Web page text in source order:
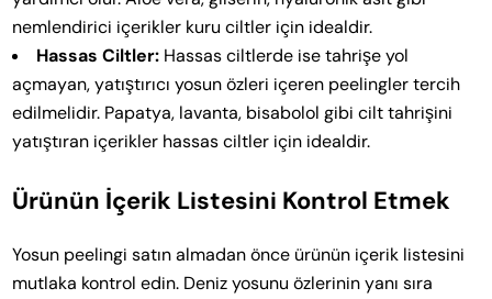
nemlendirici içerikler kuru ciltler için idealdir.
Hassas Ciltler: Hassas ciltlerde ise tahrişe yol
açmayan, yatıştırıcı yosun özleri içeren peelingler tercih
edilmelidir. Papatya, lavanta, bisabolol gibi cilt tahrişini
yatıştıran içerikler hassas ciltler için idealdir.
Ürünün İçerik Listesini Kontrol Etmek
Yosun peelingi satın almadan önce ürünün içerik listesini
mutlaka kontrol edin. Deniz yosunu özlerinin yanı sıra